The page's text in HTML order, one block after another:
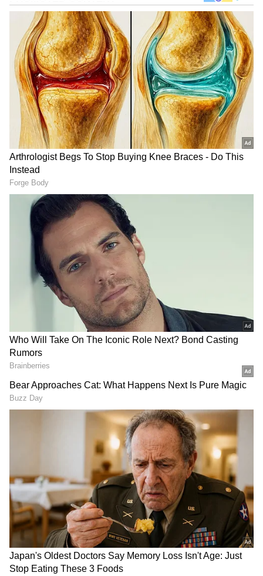
பதில் செஷனில் பல சுவாரஸ்யமான
விஷயங்களைப் பகிர்ந்து கொண்டார்.
குறிப்பாக, தன்னை வெறுப்பவர்கள்
(ஹேட்டர்ஸ்) பற்றி அவர் கொடுத்த ஒரு
பதில் இப்போது சோஷியல் மீடியாவில் செம
வைரலாகி வருகிறது.
ஏசியாநெட் தமிழ்-ஐ உங்கள் முதன்மைத்
தேர்வாக்குங்கள்
2
Image Credit :Instagram
ஹேட்டர்ஸ்-க்கு பதிலடி கொடுத்த சமந்தா
இன்ஸ்டாகிராம் ஸ்டோரியில் ரசிகர்களின்
கேள்விகளுக்கு சமந்தா பதிலளித்துக்
கொண்டிருந்தார். அப்போது ரசிகர் ஒருவர்,